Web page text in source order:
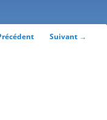
Suivant →